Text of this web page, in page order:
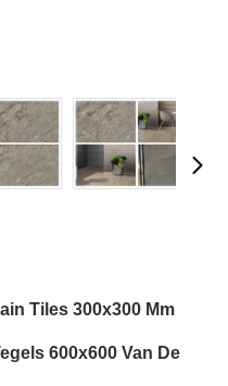
Tiles 300x300 Mm
600x600 Van De